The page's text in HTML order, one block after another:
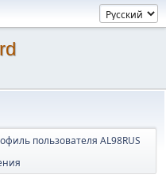
пользователя AL98RUS